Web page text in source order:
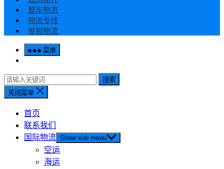
整车物流
物流专线
零担物流
菜单
搜索
关闭菜单
首页
联系我们
国际物流 Show sub menu
空运
海运